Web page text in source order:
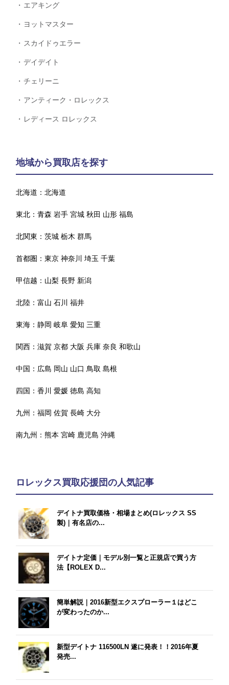
エアキング
ヨットマスター
スカイドゥエラー
デイデイト
チェリーニ
アンティーク・ロレックス
レディース ロレックス
地域から買取店を探す
北海道：北海道
東北：青森 岩手 宮城 秋田 山形 福島
北関東：茨城 栃木 群馬
首都圏：東京 神奈川 埼玉 千葉
甲信越： 山梨 長野 新潟
北陸：富山 石川 福井
東海：静岡 岐阜 愛知 三重
関西：滋賀 京都 大阪 兵庫 奈良 和歌山
中国： 広島 岡山 山口 鳥取 島根
四国：香川 愛媛 徳島 高知
九州：福岡 佐賀 長崎 大分
南九州：熊本 宮崎 鹿児島 沖縄
ロレックス買取応援団の人気記事
デイトナ買取価格・相場まとめ(ロレックス SS
製)｜有名店の...
デイトナ定価｜モデル別一覧と正規店で買う方
法【ROLEX D...
簡単解説｜2016新型エクスプローラー１はどこ
が変わったのか...
新型デイトナ 116500LN 遂に発表！！2016年夏
発売...